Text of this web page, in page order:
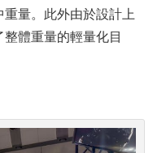
量。此外由於設計上
體重量的輕量化目